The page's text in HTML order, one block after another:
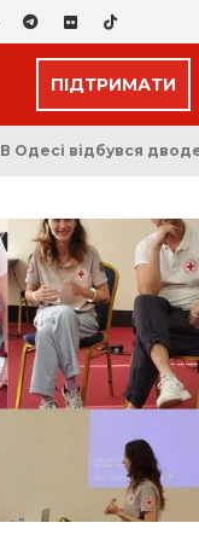
ПІДТРИМАТИ
В Одесі відбувся